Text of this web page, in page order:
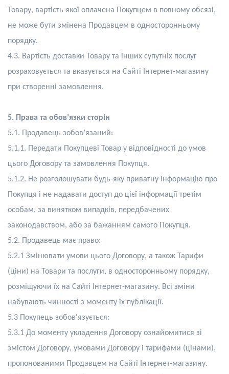
Товару, вартість якої оплачена Покупцем в повному обсязі,
не може бути змінена Продавцем в односторонньому
порядку.
4.3. Вартість доставки Товару та інших супутніх послуг
розраховується та вказується на Сайті
Інтернет-магазину
при створенні замовлення.
5. Права та обов’язки сторін
5.1. Продавець зобов’язаний:
5.1.1. Передати Покупцеві
овар у відповідності до умов
цього Договору та замовлення Покупця.
5.1.2. Не розголошувати будь-яку приватну інформацію про
Покупця і не надавати доступ до цієї інформації третім
особам, за винятком випадків, передбачених
законодавством, або за бажанням самого Покупця.
5.2. Продавець має право:
5.2.1 Змінювати умови цього Договору, а також Тарифи
(ціни) на Товари та послуги, в односторонньому порядку,
розміщуючи їх на Сайті Інтернет-магазину. Всі зміни
набувають чинності з моменту їх публікації.
5.3 Покупець зобов'язується:
5.3.1 До моменту укладення Договору ознайомитися зі
змістом Договору, умовами Договору і тарифами (цінами),
пропонованими Продавцем на Сайті Інтернет-магазину.